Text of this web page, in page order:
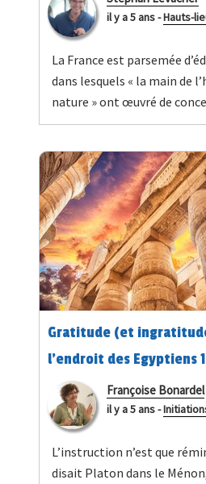
il y a 5 ans-Hauts-
La France est parsemée
dans lesquels « la main de
nature » ont œuvré de
Gratitude (et
l’endroit des Egyptiens
Françoise Bonardel
il y a 5 ans-
L’instruction n’est que
disait Platon dans le